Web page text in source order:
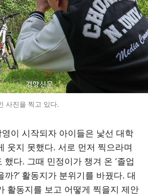
사진을 찍고 있다.
이 시작되자 아이들은 낯선 대학
웃지 못했다. 서로 먼저 찍으라며
했다. 그때 민정이가 챙겨 온 ‘졸업
까?’ 활동지가 분위기를 바꿨다. 대
활동지를 보고 어떻게 찍을지 제안